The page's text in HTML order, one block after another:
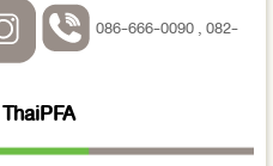
086-666-0090 , 082-
ThaiPFA